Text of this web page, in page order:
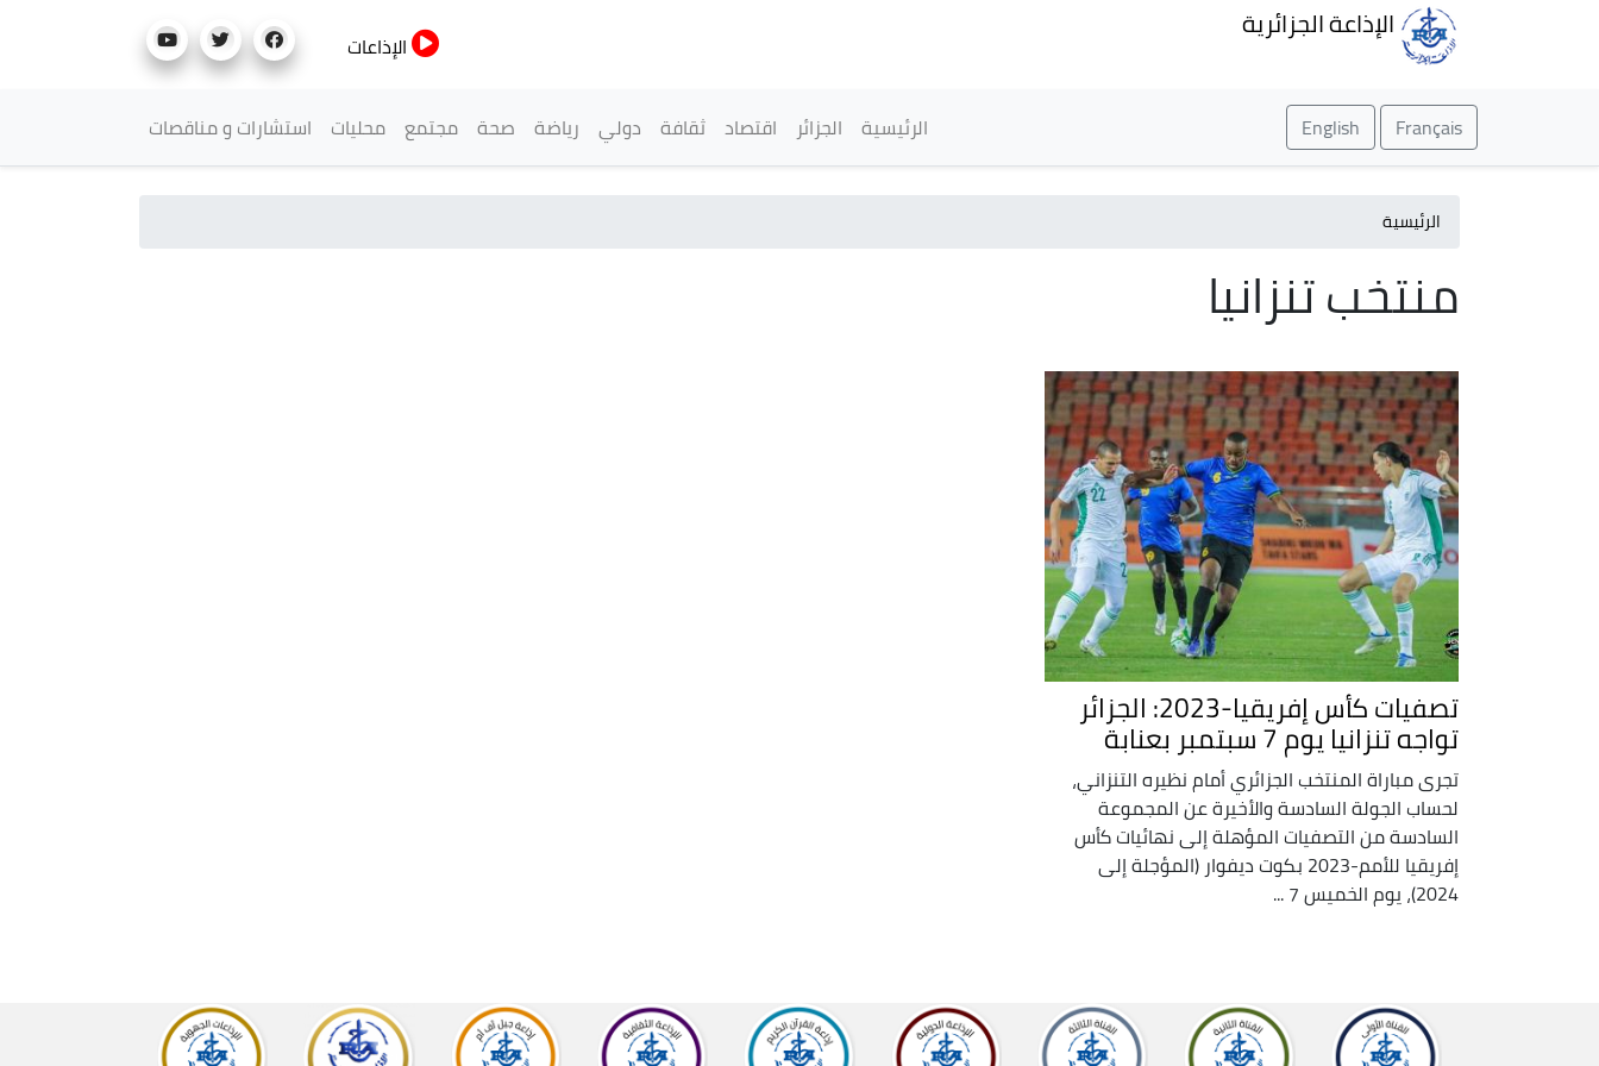
الإذاعة الجزائرية
الإذاعات
Français
English القائمة الرئيسية
الرئيسية الجزائر اقتصاد ثقافة دولي رياضة صحة مجتمع محليات استشارات و مناقصات
الرئيسية
منتخب تنزانيا
تصفيات كأس إفريقيا-2023: الجزائر
تواجه تنزانيا يوم 7 سبتمبر بعنابة
تجرى مباراة المنتخب الجزائري أمام نظيره التنزاني،
لحساب الجولة السادسة والأخيرة عن المجموعة
السادسة من التصفيات المؤهلة إلى نهائيات كأس
إفريقيا للأمم-2023 بكوت ديفوار (المؤجلة إلى
2024)، يوم الخميس 7 ...